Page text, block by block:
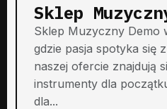
Sklep
Sklep Muzyczny Demo
gdzie pasja spotyka się
naszej ofercie znajdują
instrumenty dla
dla...